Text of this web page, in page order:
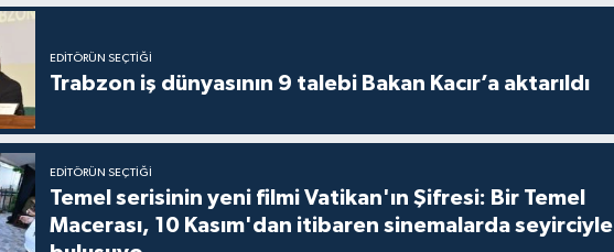
EDITÖRÜN SEÇTIĞI
Trabzon iş dünyasının 9 talebi Bakan Kacır’a aktarıldı
EDITÖRÜN SEÇTIĞI
Temel serisinin yeni filmi Vatikan'ın Şifresi: Bir Temel
Macerası, 10 Kasım'dan itibaren sinemalarda seyirciyle